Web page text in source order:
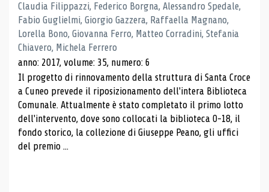
Claudia Filippazzi, Federico Borgna, Alessandro Spedale,
Fabio Guglielmi, Giorgio Gazzera, Raffaella Magnano,
Lorella Bono, Giovanna Ferro, Matteo Corradini, Stefania
Chiavero, Michela Ferrero
anno: 2017, volume: 35, numero: 6
Il progetto di rinnovamento della struttura di Santa Croce
a Cuneo prevede il riposizionamento dell'intera Biblioteca
Comunale. Attualmente è stato completato il primo lotto
dell'intervento, dove sono collocati la biblioteca 0-18, il
fondo storico, la collezione di Giuseppe Peano, gli uffici
del premio ...